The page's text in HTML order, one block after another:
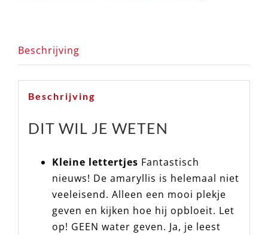
Beschrijving
Beschrijving
DIT WIL JE WETEN
Kleine lettertjes Fantastisch
nieuws! De amaryllis is helemaal niet
veeleisend. Alleen een mooi plekje
geven en kijken hoe hij opbloeit. Let
op! GEEN water geven. Ja, je leest